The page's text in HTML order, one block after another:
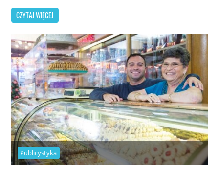
CZYTAJ WIĘCEJ
Publicystyka